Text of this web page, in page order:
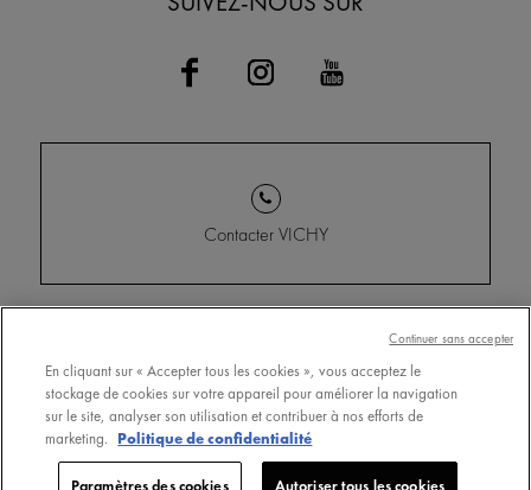
Contacter VICHY
Politique de confidentialité
Cookie Settings
Trouver un point de vente
www.vichy.com
En cliquant sur « Accepter tous les cookies », vous acceptez le
stockage de cookies sur votre appareil pour améliorer la navigation
sur le site, analyser son utilisation et contribuer à nos efforts de
marketing. Politique de confidentialité
Paramètres des cookies Autoriser tous les cookies
Continuer sans accepter